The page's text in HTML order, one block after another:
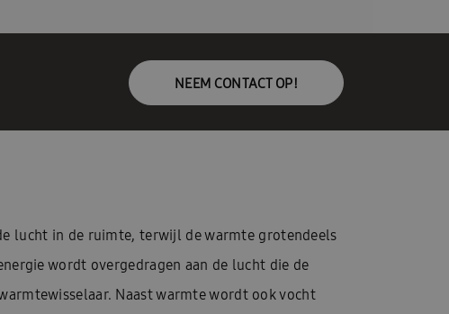
NEEM CONTACT OP!
lucht in de ruimte, terwijl de warmte grotendeels
wordt overgedragen aan de lucht die de
Naast warmte wordt ook vocht